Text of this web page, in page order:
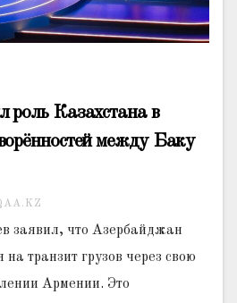
роль Казахстана в
между Баку
заявил, что Азербайджан
транзит грузов через свою
Армении. Это